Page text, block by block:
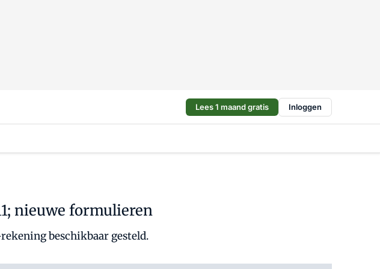
Lees 1 maand gratis Inloggen
nieuwe formulieren
beschikbaar gesteld.